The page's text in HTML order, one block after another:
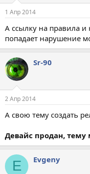
1 Апр 2014
А ссылку на правила
попадает нарушение
Sr-90
2 Апр 2014
А свою тему создать
Девайс продан,
E Evgeny